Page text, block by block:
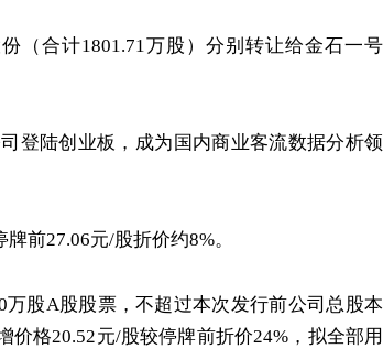
（合计1801.71万股）分别转让给金石一号
登陆创业板，成为国内商业客流数据分析领
前27.06元/股折价约8%。
股A股股票，不超过本次发行前公司总股本
格20.52元/股较停牌前折价24%，拟全部用